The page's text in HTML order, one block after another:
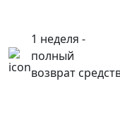
1 неделя -
полный
возврат